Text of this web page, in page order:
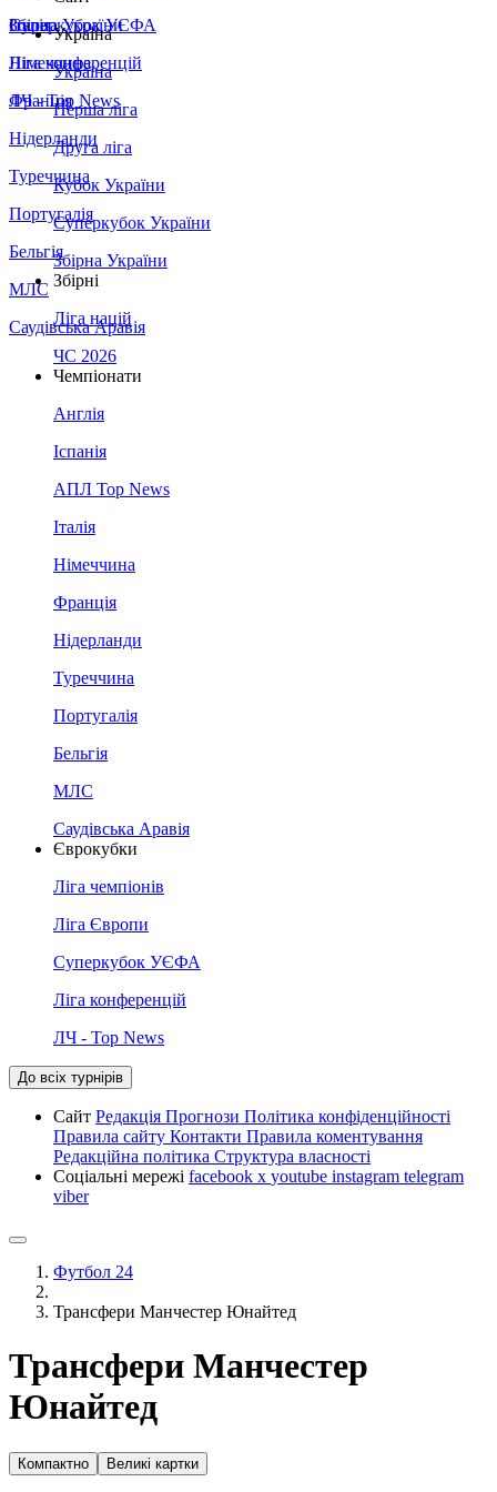
Збірна України
Італія
Німеччина
Франція
Нідерланди
Туреччина
Португалія
Бельгія
МЛС
Саудівська Аравія
Суперкубок УЄФА
Ліга конференцій
ЛЧ - Top News
Україна
Україна
Перша ліга
Друга ліга
Кубок України
Суперкубок України
Збірна України
Збірні
Ліга націй
ЧС 2026
Чемпіонати
Англія
Іспанія
АПЛ Top News
Італія
Німеччина
Франція
Нідерланди
Туреччина
Португалія
Бельгія
МЛС
Саудівська Аравія
Єврокубки
Ліга чемпіонів
Ліга Європи
Суперкубок УЄФА
Ліга конференцій
ЛЧ - Top News
До всіх турнірів
Сайт Редакція Прогнози Політика конфіденційності
Правила сайту Контакти Правила коментування
Редакційна політика Структура власності
Соціальні мережі facebook x youtube instagram telegram
viber
Футбол 24
Трансфери Манчестер Юнайтед
Трансфери Манчестер
Юнайтед
Компактно Великі картки